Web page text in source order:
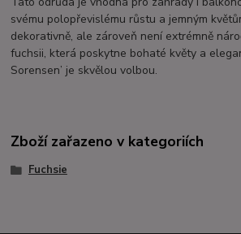
svému polopřevislému růstu a jemným
dekorativně, ale zároveň není extrémně
fuchsii, která poskytne bohaté květy a
Sorensen’ je skvělou volbou.
Zboží zařazeno v kategoriích
Fuchsie